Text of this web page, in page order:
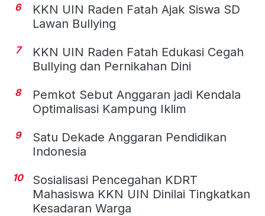
6
KKN UIN Raden Fatah Ajak Siswa SD
Lawan Bullying
7
KKN UIN Raden Fatah Edukasi Cegah
Bullying dan Pernikahan Dini
8
Pemkot Sebut Anggaran jadi Kendala
Optimalisasi Kampung Iklim
9
Satu Dekade Anggaran Pendidikan
Indonesia
10
Sosialisasi Pencegahan KDRT
Mahasiswa KKN UIN Dinilai Tingkatkan
Kesadaran Warga